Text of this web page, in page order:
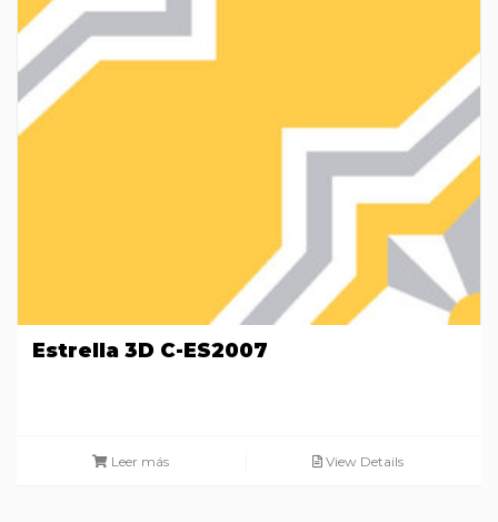
Estrella 3D C-ES2007
Leer más View Details